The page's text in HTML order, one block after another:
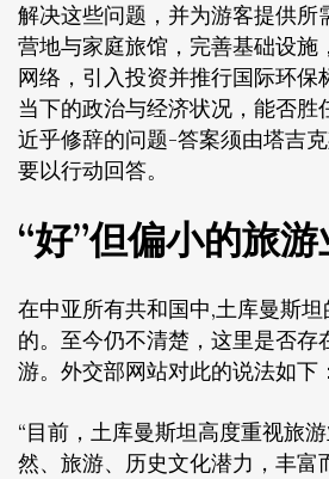
解决这些问题，并为游客提供所
营地与家庭旅馆，完善基础设施
网络，引入投资并推行国际环保
当下的政治与经济状况，能否胜
近乎修辞的问题-答案须由塔吉
要以行动回答。
“好”但偏小的旅游
在中亚所有共和国中,土库曼斯
的。至今仍不清楚，这里是否存
游。外交部网站对此的说法如下：
“目前，土库曼斯坦高度重视旅
然、旅游、历史文化潜力，丰富